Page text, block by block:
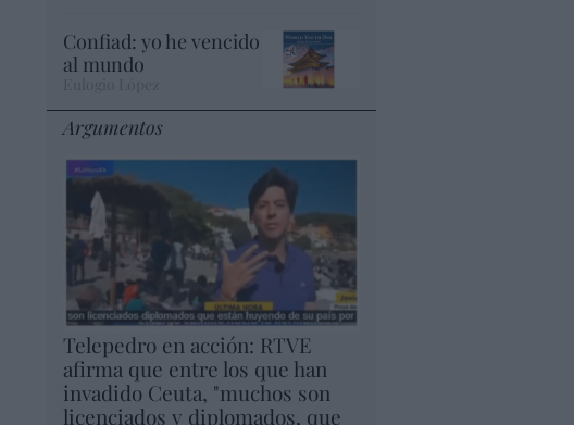
Confiad: yo he vencido
al mundo
Argumentos
Telepedro en acción: RTVE
afirma que entre los que han
invadido Ceuta, "muchos son
licenciados y diplomados, que